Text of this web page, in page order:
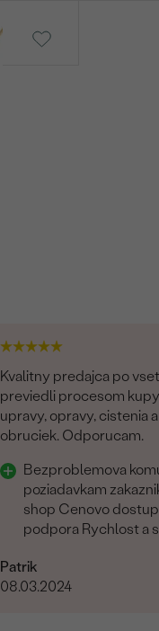
Kvalitny predajca po
previedli procesom
upravy, opravy, cistenia
obruciek. Odporucam.
Bezproblemova
poziadavkam
shop Cenovo
podpora Rychlost a
Patrik
08.03.2024